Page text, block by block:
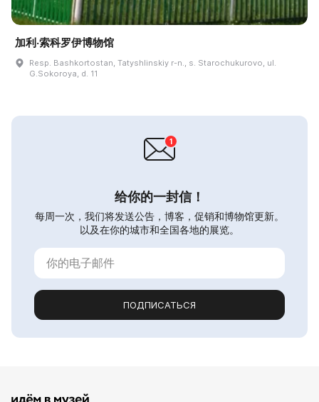
加利·索科罗伊博物馆
Resp. Bashkortostan, Tatyshlinskiy r-n., s. Starochukurovo, ul.
G.Sokoroya, d. 11
给你的一封信！
每周一次，我们将发送公告，博客，促销和博物馆更新。
以及在你的城市和全国各地的展览。
ПОДПИСАТЬСЯ